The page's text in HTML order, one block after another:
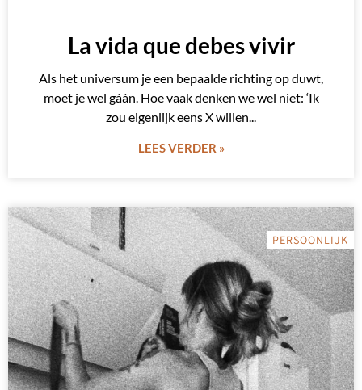
La vida que debes vivir
Als het universum je een bepaalde richting op duwt,
moet je wel gáán. Hoe vaak denken we wel niet: ‘Ik
zou eigenlijk eens X willen
LEES VERDER »
PERSOONLIJK